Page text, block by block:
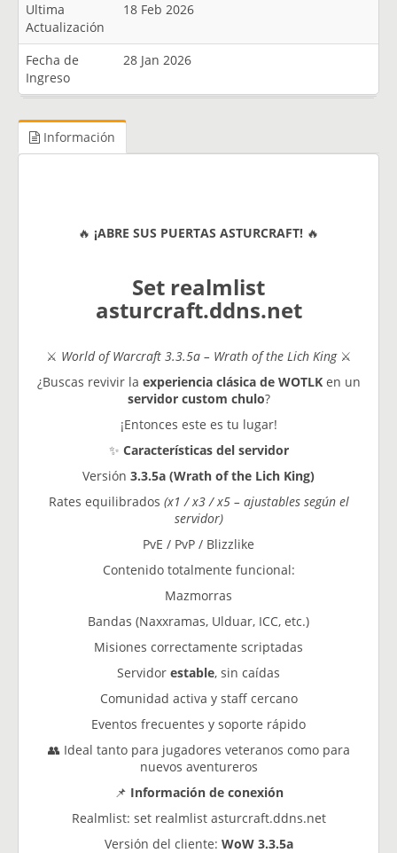
Ultima
Actualización
18 Feb 2026
Fecha de
Ingreso
28 Jan 2026
Información
🔥 ¡ABRE SUS PUERTAS ASTURCRAFT! 🔥
Set realmlist
asturcraft.ddns.net
⚔️ World of Warcraft 3.3.5a – Wrath of the Lich King⚔️
¿Buscas revivir la experiencia clásica de WOTLKen un
servidor custom chulo?
¡Entonces este es tu lugar!
✨ Características del servidor
Versión 3.3.5a (Wrath of the Lich King)
Rates equilibrados (x1 / x3 / x5 – ajustables según el
servidor)
PvE / PvP / Blizzlike
Contenido totalmente funcional:
Mazmorras
Bandas (Naxxramas, Ulduar, ICC, etc.)
Misiones correctamente scriptadas
Servidor estable, sin caídas
Comunidad activa y staff cercano
Eventos frecuentes y soporte rápido
👥 Ideal tanto para jugadores veteranos como para
nuevos aventureros
📌 Información de conexión
Realmlist: set realmlist asturcraft.ddns.net
Versión del cliente: WoW 3.3.5a